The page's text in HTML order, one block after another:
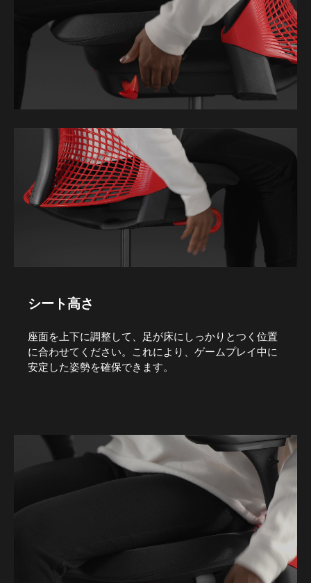
シート高さ
座面を上下に調整して、足が床にしっかりとつく位置
に合わせてください。これにより、ゲームプレイ中に
安定した姿勢を確保できます。